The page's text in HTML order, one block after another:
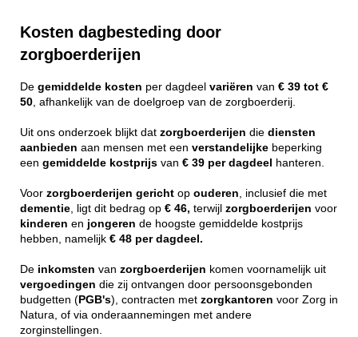
Kosten dagbesteding door
zorgboerderijen
De gemiddelde kosten per dagdeel variëren van € 39 tot €
50 , afhankelijk van de doelgroep van de zorgboerderij.
Uit ons onderzoek blijkt dat zorgboerderijen die diensten
aanbieden aan mensen met een verstandelijke beperking
een gemiddelde kostprijs van € 39 per dagdeel hanteren.
Voor zorgboerderijen gericht op ouderen , inclusief die met
dementie , ligt dit bedrag op € 46, terwijl zorgboerderijen voor
kinderen en jongeren de hoogste gemiddelde kostprijs
hebben, namelijk € 48 per dagdeel.
De inkomsten van zorgboerderijen komen voornamelijk uit
vergoedingen die zij ontvangen door persoonsgebonden
budgetten ( PGB's), contracten met zorgkantoren voor Zorg in
Natura, of via onderaannemingen met andere
zorginstellingen.